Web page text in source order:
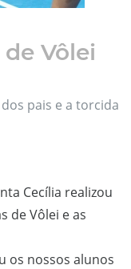
Vôlei
pais e a torcida
Cecília realizou
de Vôlei e as
os nossos alunos